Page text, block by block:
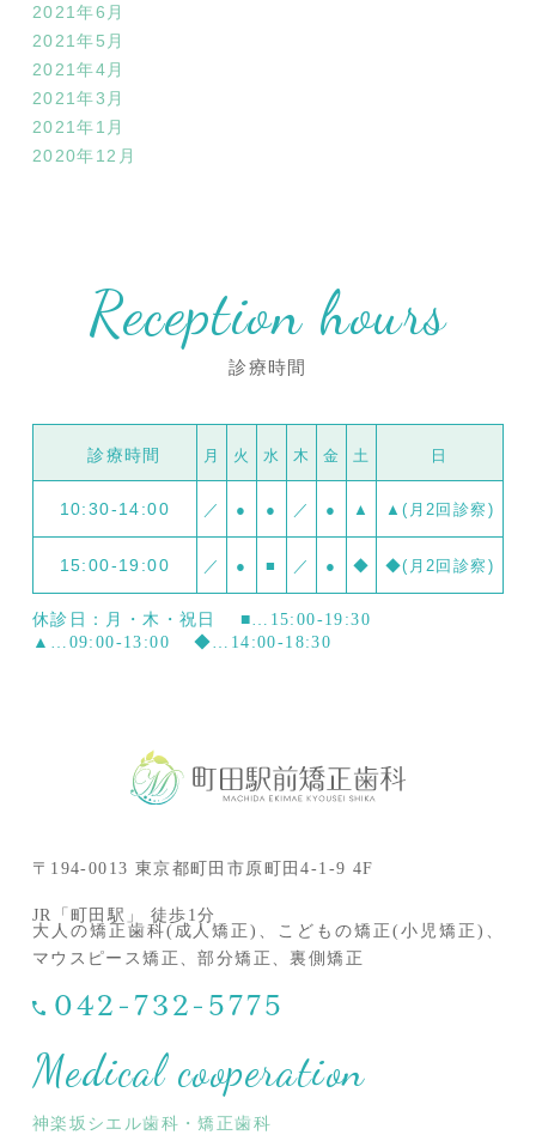
2021年6月
2021年5月
2021年4月
2021年3月
2021年1月
2020年12月
診療時間
Reception hours
診療時間 月 火 水 木 金 土 日
10:30-14:00 ／ ● ● ／ ● ▲ ▲(月2回診察)
15:00-19:00 ／ ● ■ ／ ● ◆ ◆(月2回診察)
休診日：月・木・祝日
■…15:00-19:30
▲…09:00-13:00
◆…14:00-18:30
〒194-0013 東京都町田市原町田4-1-9 4F
JR「町田駅」 徒歩1分
大人の矯正歯科(成人矯正)、こどもの矯正(小児矯正)、
マウスピース矯正、部分矯正、裏側矯正
042-732-5775
Medical cooperation
神楽坂シエル歯科・矯正歯科